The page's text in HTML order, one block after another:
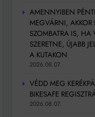
AMENNYIBEN
MEGVÁRNI, AKKOR
SZOMBATRA IS,
SZERETNE, ÚJABB
A KUTAKON
2026.08.07.
VÉDD MEG
BIKESAFE
2026.08.07.